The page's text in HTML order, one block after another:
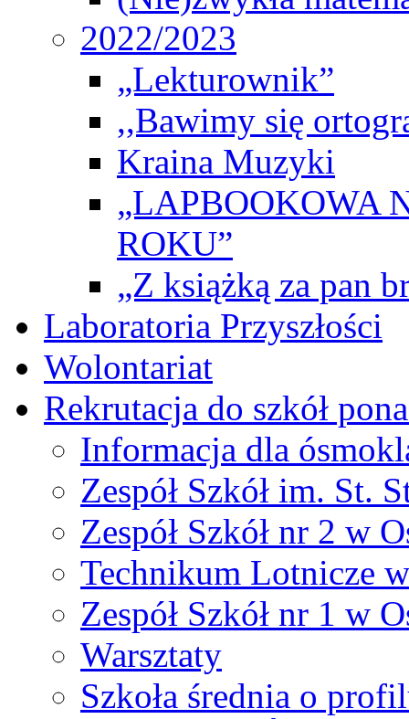
2022/2023
„Lekturownik”
,,Bawimy się
Kraina Muzyki
„LAPBOOKOWA
ROKU”
„Z książką za pan
Laboratoria Przyszłości
Wolontariat
Rekrutacja do szkół
Informacja dla
Zespół Szkół im. St.
Zespół Szkół nr 2 w
Technikum Lotnicze
Zespół Szkół nr 1 w
Warsztaty
Szkoła średnia o